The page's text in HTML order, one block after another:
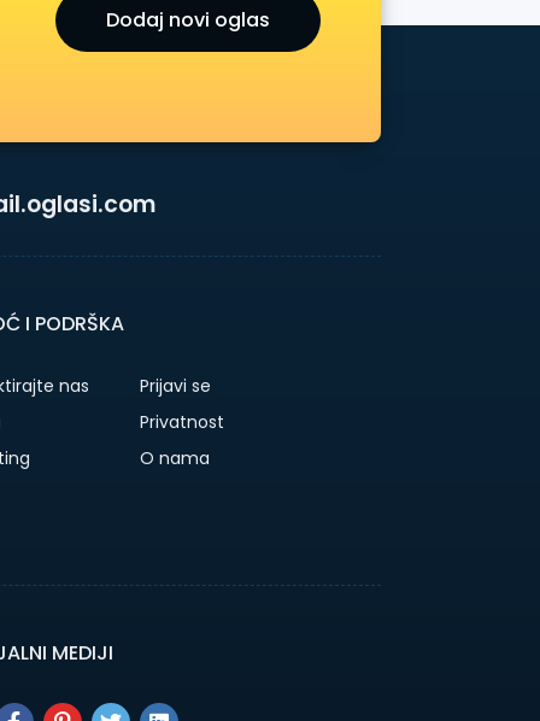
Dodaj novi oglas
I PODRŠKA
nas
Prijavi se
Privatnost
O nama
MEDIJI